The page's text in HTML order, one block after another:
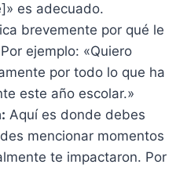
es adecuado.
brevemente por qué le
ejemplo: «Quiero
por todo lo que ha
este año escolar.»
Aquí es donde debes
mencionar momentos
te impactaron. Por